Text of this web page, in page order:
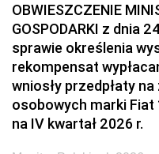
OBWIESZCZENIE
GOSPODARKI z dnia
sprawie określenia
rekompensat
wniosły przedpłaty
osobowych marki Fiat
na IV kwartał 2026 r.